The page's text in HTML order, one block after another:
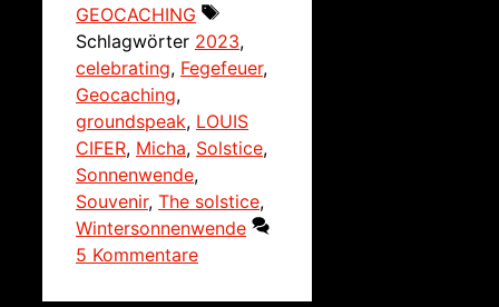
GEOCACHING
Schlagwörter 2023,
celebrating, Fegefeuer,
Geocaching,
groundspeak, LOUIS
CIFER, Micha, Solstice,
Sonnenwende,
Souvenir, The solstice,
Wintersonnenwende
5 Kommentare